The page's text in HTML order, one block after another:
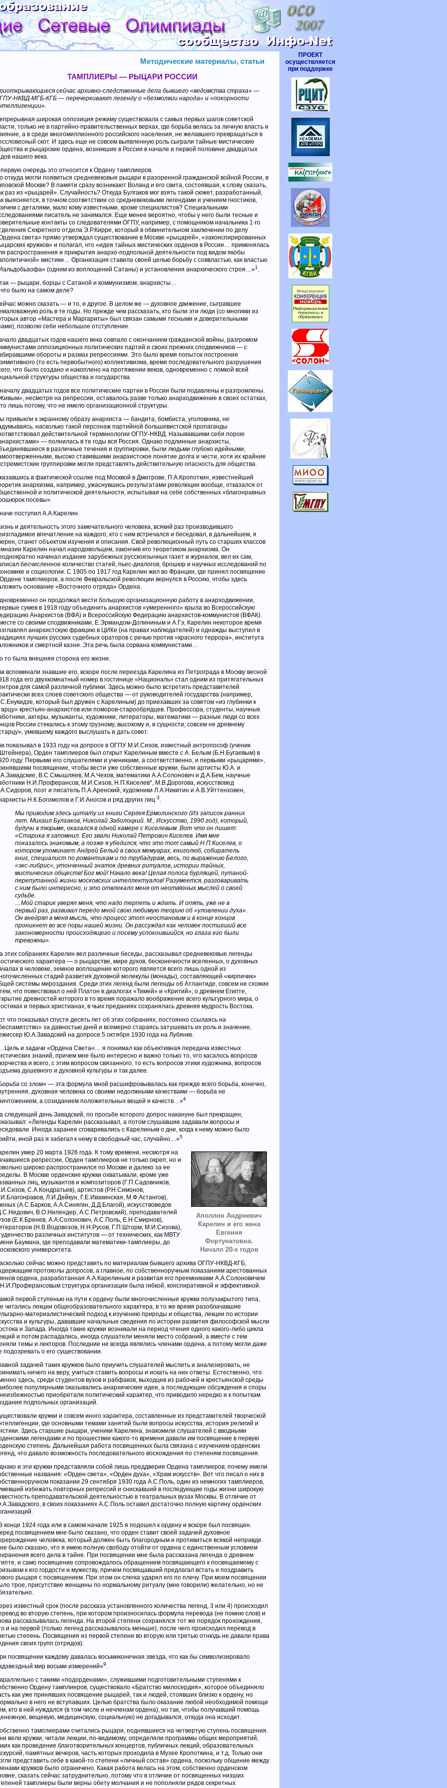
Методические материалы, статьи
ТАМПЛИЕРЫ — РЫЦАРИ РОССИИ
сейчас архивно-следственные дела бывшего «ведомства страха» —
НКВД-МГБ-КГБ — перечеркивают легенду о «безмолвии народа» и «покорности
широкая оппозиция режиму существовала с самых первых шагов советской
только не в партийно-правительственных верхах, где борьба велась за личную власть и
а в среде многомиллионного российского населения, не желавшего превращаться в
скот. И здесь еще не совсем выявленную роль сыграли тайные мистические
и рыцарские ордена, возникшие в России в начале и первой половине двадцатых
нашего века.
очередь это относится к Ордену тамплиеров.
откуда могли появиться средневековые рыцари в разоренной гражданской войной России, в
Москве? В памяти сразу возникают Воланд и его свита, состоявшая, к слову сказать,
раз из «рыцарей». Случайность? Откуда Булгаков мог взять такой сюжет, разработанный,
выясняется, в точном соответствии со средневековыми легендами и учением гностиков,
с деталями, мало кому известными, кроме специалистов? Специальными
писатель не занимался. Еще менее вероятно, чтобы у него были тесные и
контакты со следователями ОГПУ, например, с помощником начальника 1-го
Секретного отдела Э.Р.Кирре, который в обвинительном заключении по делу
света» прямо утверждал существование в Москве «рыцарей», «законспирированных
кружков» и полагал, что «идея тайных мистических орденов в России… применялась
распространения и прикрытия анархо-подпольной деятельности под видом якобы
мистики… Организация ставила своей целью борьбу с соввластью, как властью
(одним из воплощений Сатаны) и установления анархического строя…»1 .
— рыцари, борцы с Сатаной и коммунизмом, анархисты…
было на самом деле?
можно сказать — и то, и другое. В целом же — духовное движение, сыгравшее
роль в те годы. Но прежде чем рассказать, кто были эти люди (со многими из
автор «Мастера и Маргариты» был связан самыми тесными и доверительными
позволю себе небольшое отступление.
двадцатых годов нашего века совпало с окончанием гражданской войны, разгромом
оппозиционных политических партий и своих прежних сподвижников — с
обороты и размах репрессиями. Это было время попыток построения
(то есть первобытного) коллективизма, время последовательного разрушения
что было создано и накоплено на протяжении веков, одновременно с ломкой всей
структуры общества и государства.
двадцатых годов все политические партии в России были подавлены и разгромлены.
несмотря на репрессии, оставалось разве только анарходвижение в своих остатках,
лишь потому, что не имело организационной структуры.
привыкли к экранному образу анархиста — бандита, бомбиста, уголовника, не
насколько такой персонаж партийной большевистской пропаганды
действительной терминологии ОГПУ-НКВД. Называвшими себя порою
— полнилась в те годы вся Россия. Однако подлинные анархисты,
в различные течения и группировки, были людьми глубоко идейными,
высоко ставившими анархистское понятие долга и чести, хотя их крайние
группировки могли представлять действительную опасность для общества.
в фактической ссылке под Москвой в Дмитрове, П.А.Кропоткин, известнейший
анархизма, например, ужаснувшись результатами революции вообще, отказался от
и политической деятельности, испытывая на себе собственных «благонравных
посевы».
поступил А.А.Карелин.
и деятельность этого замечательного человека, всякий раз производившего
впечатление на каждого, кто с ним встречался и беседовал, в дальнейшем, я
станет объектом изучения и описания. Свой революционный путь со старших классов
Карелин начал народовольцем, закончив его теоретиком анархизма. Он
начинал издание зарубежных русскоязычных газет и журналов, вел их сам,
бесчисленное количество статей, пьес-диалогов, брошюр и научных исследований по
и социологии. С 1905 по 1917 год Карелин жил во Франции, где принял посвящение
тамплиеров, а после Февральской революции вернулся в Россию, чтобы здесь
основание «Восточного отряда» Ордена.
он продолжал вести большую организационную работу в анарходвижении,
сумев в 1918 году объединить анархистов «умеренного» крыла во Всероссийскую
Анархистов (ВФА) и Всероссийскую Федерацию анархистов-коммунистов (ВФАК).
со своими сподвижниками, Е.Эрмандом-Долининым и А.Гэ, Карелин некоторое время
анархистскую фракцию в ЦИКе (на правах наблюдателей) и однажды выступил в
лучших русских судебных ораторов с речью против «красного террора», института
и смертной казни. Эта речь была сорвана коммунистами…
то была внешняя сторона его жизни.
вспоминали знавшие его, вскоре после переезда Карелина из Петрограда в Москву весной
года его двухкомнатный номер в гостинице «Националь» стал одним из притягательных
для самой различной публики. Здесь можно было встретить представителей
всех слоев советского общества — от руководителей государства (например,
который был дружен с Карелиным) до приехавших за советом «из глубинки к
крестьян-анархистов или поморов-старообрядцев. Профессора, студенты, научные
актеры, музыканты, художники, литераторы, математики — разные люди со всех
России стекались к этому грузному, высокому и, в сущности, совсем не древнему
умевшему каждого выслушать и дать совет.
показывал в 1933 году на допросе в ОГПУ М.И.Сизов, известный антропософ (ученик
Орден тамплиеров был открыт Карелиным вместе с А. Белым (Б.Н.Бугаевым) в
году. Первыми его слушателями и учениками, а соответственно, и первыми «рыцарями»,
посвящение, чтобы вести уже собственные кружки, были артисты Ю.А. и
В.С.Смышляев, М.А.Чехов, математики А.А.Солонович и Д.А.Бем, научные
Н.И.Проферансов, М.И.Сизов, Н.П.Киселев*, М.В.Дорогова, искусствовед
поэт и писатель П.А.Аренский, художники Л.А.Никитин и А.В.Уйттенховен,
Н.К.Богомолов и Г.И.Аносов и ряд других лиц 3.
Мы приводим здесь цитату из книги Сергея Ермолинского (Из записок ранних
лет. Михаил Булгаков, Николай Заболоцкий. М., Искусство, 1990 год), который,
будучи в тюрьме, оказался в одной камере с Киселевым. Вот что он пишет:
«Старика я запомнил. Его звали Николай Петрович Киселев. Имя мне
показалось знакомым, а позже я убедился, что это тот самый Н.П.Киселев, о
котором упоминает Андрей Белый в своих мемуарах, книголюб, собиратель
книг, специалист по романтикам и по трубадурам, весь, по выражению Белого,
«экс-либрис», утонченный знаток древних ритуалов, истории тайных,
мистических обществ! Бог мой! Начало века! Целая полоса бурлящей, путаной-
перепутанной жизни московских интеллектуалов! Разумеется, разговаривать
с ним было интересно, и это отвлекало меня от неотвязных мыслей о своей
судьбе.
…Мой старик уверял меня, что надо терпеть и ждать. И опять, уже не в
первый раз, развивал передо мной свою любимую теорию об «уловлении духа».
Он внедрял в меня мысль, что процесс этот неостановим и в конце концов
проникнет во все поры нашей жизни. Он рассуждал как человек постигший все
закономерности происходящего и посему успокоившийся, но глаза его были
тревожны».
этих собраниях Карелин вел различные беседы, рассказывал средневековые легенды
характера — о рыцарстве, мире духов, бесконечности вселенных, о духовных
в человеке, земное воплощение которого является всего лишь одной из
стадий развития духовной молекулы (монады), составляющей «кирпичик»
системы мироздания. Среди этих легенд были легенды об Атлантиде, совсем не схожие
что повествовал о ней Платон в диалогах «Тимей» и «Критий»; о древнем Египте,
древностей которого в то время поражало воображение всего культурного мира, о
и первых христианах, в чьих преданиях сохранялась древняя мудрость Востока.
что показывал спустя десять лет об этих собраниях, постоянно ссылаясь на
за давностью дней и всемерно стараясь затушевать их роль и значение,
Ю.А.Завадский на допросе 5 октября 1930 года на Лубянке.
и задачи «Ордена Света«… я понимал как объективная передача известных
знаний, причем мне было интересно и важно только то, что касалось вопросов
и всего, с этим вопросом связанного, то есть вопросов этики художника, вопросов
душевного и духовной культуры и так далее.
со злом» — эта формула мной расшифровывалась как прежде всего борьба, конечно,
духовная человека со своими недолжными качествами — борьба не
а созиданием положительных вещей и качеств…»4
следующий день Завадский, по просьбе которого допрос накануне был прекращен,
«Легенды Карелин рассказывал, а потом слушавшие задавали вопросы и
Иногда заранее сговаривались с Карелиным о дне, когда к нему можно было
иной раз я забегал к нему в свободный час, случайно…»5
Аполлон Андреевич
Карелин и его жена
Евгения
Фортунатовна.
Начало 20-х годов
умер 20 марта 1926 года. К тому времени, несмотря на
репрессии, Орден тамплиеров не только окреп, но и
широко распространился по Москве и далеко за ее
В Москве орденские кружки охватывали, кроме уже
лиц, музыкантов и композиторов (Г.П.Садовников,
С.А.Кондратьев), артистов (Р.Н.Симонов,
Л.И.Дейкун, Г.Е.Ивакинская, М.Ф.Астангов),
(А.С.Барков, А.А.Синягин, Д.Д.Благой), искусствоведов
В.О.Нилендер, А.С.Петровский), преподавателей
(Е.К.Бренев, А.А.Солонович, А.С.Поль, Е.Н.Смирнов),
(Н.В.Водовозов, Н.Н.Русов, Г.П.Шторм, М.И.Сизова),
различных институтов — от технических, как МВТУ
Баумана, где преподавали математики-тамплиеры, до
университета.
сейчас можно представить по материалам бывшего архива ОГПУ-НКВД-КГБ,
протоколы допросов, а главное, по собственноручным показаниям арестованных
ордена, разработанная А.А.Карелиным и развитая его преемниками А.А.Солоновичем
структура организации была гибкой, конспиративной и эффективной.
первой ступенью на пути к ордену были многочисленные кружки полузакрытого типа,
читались лекции общеобразовательного характера, в то же время разоблачавшие
материалистический подход к изучению природы и общества, лекции по истории
и культуры, дававшие начальные сведения по истории развития философской мысли
и Запада. Иногда такие кружки возникали на период чтения одного какого-либо цикла
и потом распадались, иногда слушатели меняли место собраний, а вместе с тем
темы и лекторов. Последние не всегда являлись членами ордена, а потому могли даже
подозревать о его существовании.
задачей таких кружков было приучить слушателей мыслить и анализировать, не
ничего на веру, учиться ставить вопросы и искать на них ответы. Естественно, что
здесь, среди студентов вузов и рабфаков, выходцев из рабочей и крестьянской среды
популярными оказывались анархические идеи, а последующие обсуждения и споры
приобретали политический характер, что приводило нередко и к попыткам
подпольных организаций.
кружки и совсем иного характера, составленные из представителей творческой
где основными темами занятий были вопросы искусства, история религий и
Здесь старшие рыцари, ученики Карелина, знакомили слушателей с вводными
легендами и по прошествии какого-то времени давали им посвящение в первую
степень. Дальнейшая работа посвященных была связана с изучением орденских
что давало возможность последовательного восхождения по степеням посвящения.
и эти кружки представляли собой лишь преддверие Ордена тамплиеров, почему имели
названия: «Орден света», «Орден духа», «Храм искусств». Вот что писал о них в
показании 29 сентября 1930 года А.С.Поль, один из немногих тамплиеров,
избежать повторных репрессий и снискавший в последующие годы жизни широкую
преподавательской деятельностью в театральных вузах Москвы. В отличие от
в своих показаниях А.С.Поль оставил достаточно полную картину орденских
конце 1924 года или в самом начале 1925 я подошел к ордену и вскоре был посвящен.
посвящением мне было сказано, что орден ставит своей задачей духовное
человека, который должен быть благородным и противиться всякой неправде.
было сказано, что я имею полную свободу отойти от ордена с единственным условием
всего дела в тайне. При посвящении мне была рассказана легенда о древнем
и само посвящение сопровождалось обращением посвящающего к посвящаемому с
к его гордости и мужеству, причем посвящавший предлагал встать и поздравить
рыцаря с посвящением. При этом он слегка ударял его по плечу. При моем посвящении
трое, присутствие женщины по нормальному ритуалу (мне говорили) желательно, но не
известный срок (после рассказа установленного количества легенд, 3 или 4) происходил
во вторую степень, при котором произносилась формула перевода (не помню слов) и
рассказывалась легенда. На второй степени сохранялся тот же порядок прохождения,
и на первой (только легенд рассказывалось меньше), после чего происходил перевод в
степень. Посвящения из первой степени во вторую или третью отнюдь не давали права
своих групп (отрядов).
посвящении каждому давалась восьмиконечная звезда, что как бы символизировало
мир восьми измерений»9.
с такими «подорденами», служившими подготовительными ступенями к
Ордену тамплиеров, существовало «Братство милосердия», которое объединяло
как уже принявших посвящение рыцарей, так и людей, стоявших близко к ордену, но
в него не вступавших. Целью братства было оказание любой необходимой помощи
кто в ней нуждался (в том числе и нечленам ордена), но так, чтобы получавший помощь
вещевую, медицинскую, социальную) не догадывался, откуда она исходит.
тамплиерами считались рыцари, поднявшиеся на четвертую ступень посвящения.
вели кружки, читали лекции, по-видимому, определяли программы общих мероприятий,
как проведение благотворительных концертов, публичных лекций, образовательных
памятных вечеров, часть которых проходила в Музее Кропоткина, и т.д. Только они
представить себе в какой-то степени «личный состав» ордена, поскольку общение между
кружков было ограничено. Какая работа велась на этом, собственно орденском
сказать сейчас затруднительно, потому что в отличие от посвященных низших
тамплиеры были верны обету молчания и не пополняли рядов секретных
ПРОЕКТ
осуществляется
при поддержке